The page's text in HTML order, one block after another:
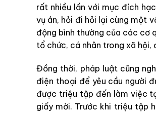
rất nhiều lần với mục đích
vụ án, hỏi đi hỏi lại cùng một
động bình thường của các cơ
tổ chức, cá nhân trong xã
Đồng thời, pháp luật cũng
điện thoại để yêu cầu người
được triệu tập đến làm việc
giấy mời. Trước khi triệu tập